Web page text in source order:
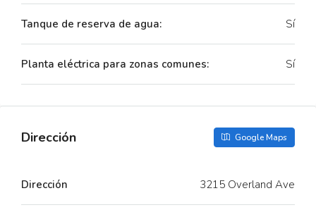
Tanque de reserva de agua: Sí
Planta eléctrica para zonas comunes: Sí
Dirección Google Maps
Dirección 3215 Overland Ave